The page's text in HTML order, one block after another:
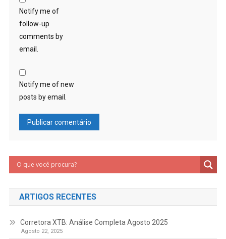
Notify me of
follow-up
comments by
email.
Notify me of new
posts by email.
ARTIGOS RECENTES
Corretora XTB: Análise Completa Agosto 2025
Agosto 22, 2025